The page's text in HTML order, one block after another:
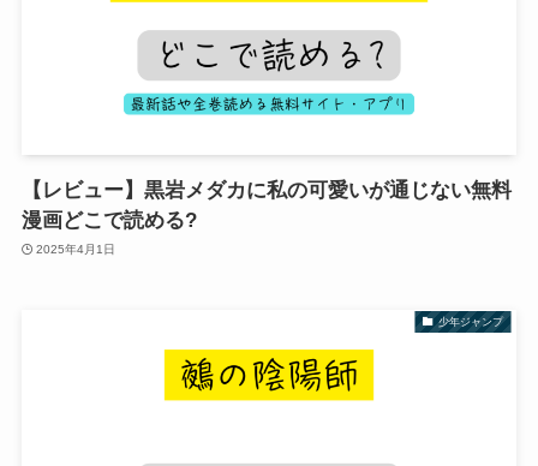
【レビュー】黒岩メダカに私の可愛いが通じない無料
漫画どこで読める?
2025年4月1日
少年ジャンプ